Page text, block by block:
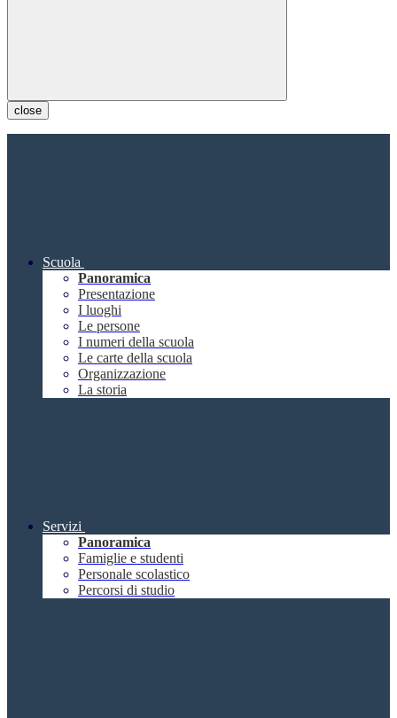
close
Scuola
Panoramica
Presentazione
I luoghi
Le persone
I numeri della scuola
Le carte della scuola
Organizzazione
La storia
Servizi
Panoramica
Famiglie e studenti
Personale scolastico
Percorsi di studio